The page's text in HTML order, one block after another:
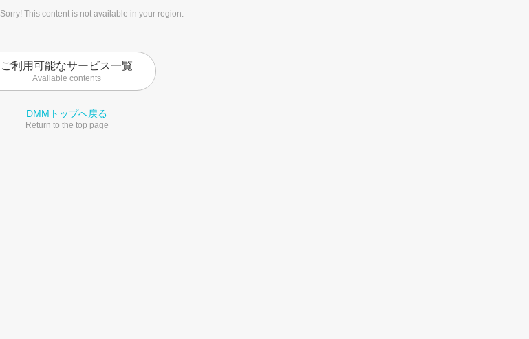
Sorry! This content is not available in your region.
ご利用可能なサービス一覧
Available contents
DMMトップへ戻る
Return to the top page